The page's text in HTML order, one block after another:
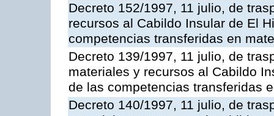
Decreto 152/1997, 11 julio, de
recursos al Cabildo Insular de El
competencias transferidas en
Decreto 139/1997, 11 julio, de
materiales y recursos al Cabildo
de las competencias transferidas
Decreto 140/1997, 11 julio, de